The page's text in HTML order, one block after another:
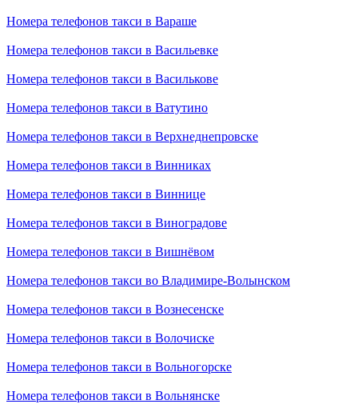
Номера телефонов такси в Вараше
Номера телефонов такси в Васильевке
Номера телефонов такси в Василькове
Номера телефонов такси в Ватутино
Номера телефонов такси в Верхнеднепровске
Номера телефонов такси в Винниках
Номера телефонов такси в Виннице
Номера телефонов такси в Виноградове
Номера телефонов такси в Вишнёвом
Номера телефонов такси во Владимире-Волынском
Номера телефонов такси в Вознесенске
Номера телефонов такси в Волочиске
Номера телефонов такси в Вольногорске
Номера телефонов такси в Вольнянске